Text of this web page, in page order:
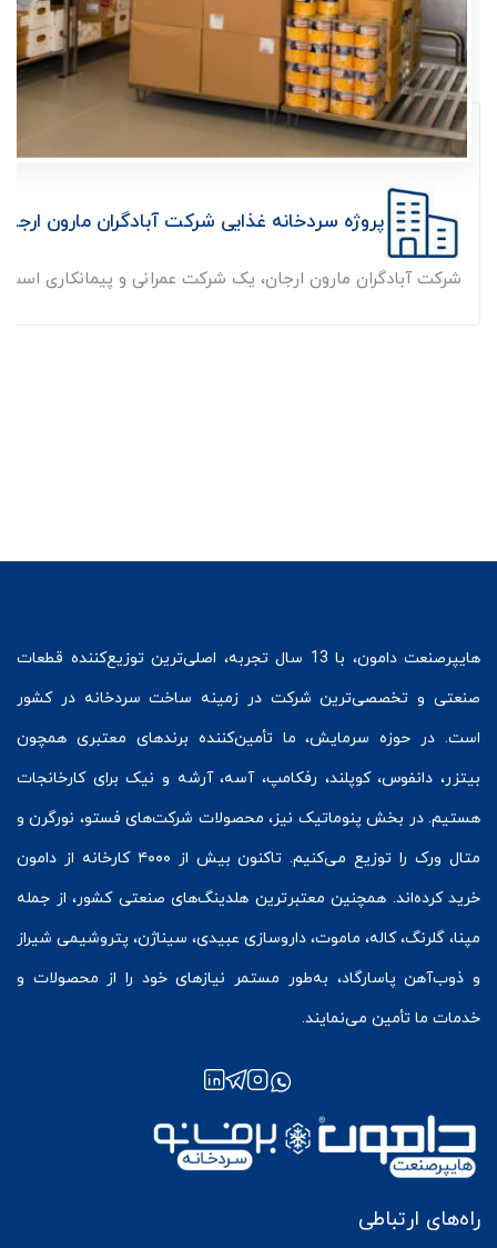
پروژه سردخانه غذایی شرکت آبادگران مارون ارجان
شرکت آبادگران مارون ارجان، یک شرکت عمرانی و پیمانکاری
هایپرصنعت
دامون، با 13 سال تجربه، اصلی‌ترین توزیع‌کننده قطعات
صنعتی و تخصصی‌ترین شرکت در زمینه ساخت سردخانه در کشور
است. در حوزه سرمایش، ما تأمین‌کننده برندهای معتبری همچون
بیتزر، دانفوس،کوپلند، رفکامپ، آسه، آرشه و نیک برای کارخانجات
هستیم. در بخش پنوماتیک نیز، محصولات شرکت‌های فستو، نورگرن و
متال ورک
را توزیع می‌کنیم. تاکنون بیش از ۴۰۰۰ کارخانه از دامون
خرید کرده‌اند. همچنین معتبرترین هلدینگ‌های صنعتی کشور، از جمله
مپنا، گلرنگ، کاله، ماموت، داروسازی عبیدی، سیناژن، پتروشیمی شیراز
و ذوب‌آهن پاسارگاد، به‌طور مستمر نیازهای خود را از محصولات و
خدمات ما تأمین می‌نمایند.
راه‌های ارتباطی